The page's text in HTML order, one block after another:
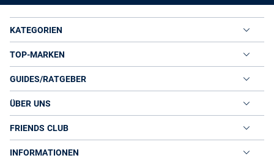
KATEGORIEN
TOP-MARKEN
GUIDES/RATGEBER
ÜBER UNS
FRIENDS CLUB
INFORMATIONEN